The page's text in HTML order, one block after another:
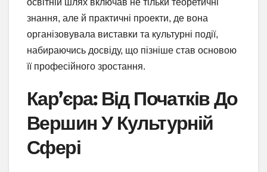
знання, але й практичні проекти, де вона
організовувала виставки та культурні події,
набираючись досвіду, що пізніше став основою
її професійного зростання.
Кар’єра: Від Початків До
Вершин У Культурній
Сфері